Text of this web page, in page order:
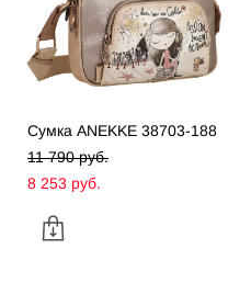
Сумка ANEKKE 38703-188
11 790 pуб.
8 253 pуб.